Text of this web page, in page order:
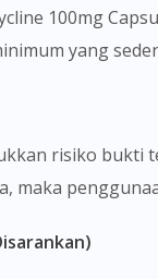
100mg
yang
risiko bukti
maka